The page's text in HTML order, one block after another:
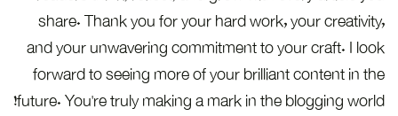
share. Thank you for your hard work, your creativity,
and your unwavering commitment to your craft. I look
forward to seeing more of your brilliant content in the
future. You’re truly making a mark in the blogging world!